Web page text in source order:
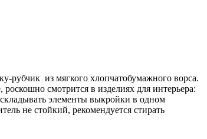
рубчик из мягкого хлопчатобумажного ворса.
смотрится в изделиях для интерьера:
элементы выкройки в одном
не стойкий, рекомендуется стирать